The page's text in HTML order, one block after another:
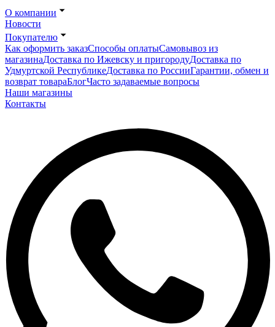
О компании
Новости
Покупателю
Как оформить заказСпособы оплатыСамовывоз из
магазинаДоставка по Ижевску и пригородуДоставка по
Удмуртской РеспубликеДоставка по РоссииГарантии, обмен и
возврат товараБлогЧасто задаваемые вопросы
Наши магазины
Контакты